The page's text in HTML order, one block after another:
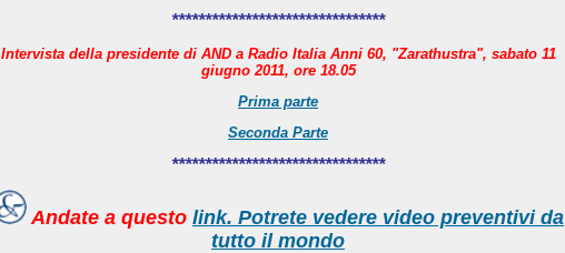
********************************
Intervista della presidente di AND a Radio Italia Anni 60, "Zarathustra", sabato 11
giugno 2011, ore 18.05
Prima parte
Seconda Parte
********************************
Andate a questo link. Potrete vedere video preventivi da
tutto il mondo